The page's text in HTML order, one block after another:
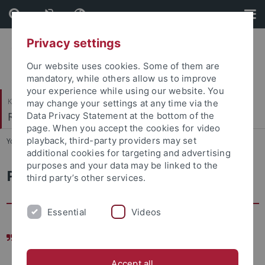
Skip
to
content
Skip
to
footer
Katholisch-Theologische Fakultät
Religionspädagogik
You are here: Startseite ... Pädagogische Impulse
Pädagogische Impulse
Erinnerung geschieht durch Erziehung. Erziehung
Privacy settings
Our website uses cookies. Some of them are
mandatory, while others allow us to improve
your experience while using our website. You
may change your settings at any time via the
Data Privacy Statement at the bottom of the
page. When you accept the cookies for video
playback, third-party providers may set
additional cookies for targeting and advertising
purposes and your data may be linked to the
third party’s other services.
Essential Videos